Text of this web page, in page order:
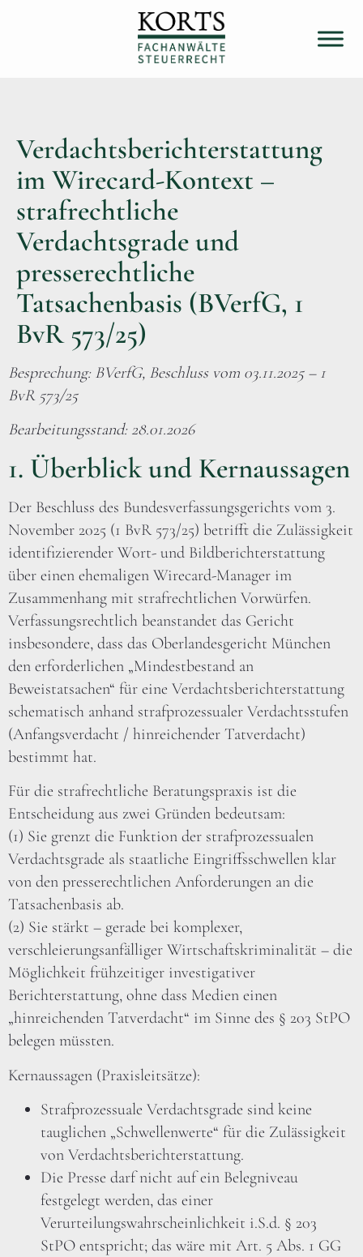
Verdachtsberichterstattung
im Wirecard-Kontext –
strafrechtliche
Verdachtsgrade und
presserechtliche
Tatsachenbasis (BVerfG, 1
BvR 573/25)
Besprechung: BVerfG, Beschluss vom 03.11.2025 – 1
BvR 573/25
Bearbeitungsstand: 28.01.2026
1. Überblick und Kernaussagen
Der Beschluss des Bundesverfassungsgerichts vom 3.
November 2025 (1 BvR 573/25) betrifft die Zulässigkeit
identifizierender Wort- und Bildberichterstattung
über einen ehemaligen Wirecard-Manager im
Zusammenhang mit strafrechtlichen Vorwürfen.
Verfassungsrechtlich beanstandet das Gericht
insbesondere, dass das Oberlandesgericht München
den erforderlichen „Mindestbestand an
Beweistatsachen“ für eine Verdachtsberichterstattung
schematisch anhand strafprozessualer Verdachtsstufen
(Anfangsverdacht / hinreichender Tatverdacht)
bestimmt hat.
Für die strafrechtliche Beratungspraxis ist die
Entscheidung aus zwei Gründen bedeutsam:
(1) Sie grenzt die Funktion der strafprozessualen
Verdachtsgrade als staatliche Eingriffsschwellen klar
von den presserechtlichen Anforderungen an die
Tatsachenbasis ab.
(2) Sie stärkt – gerade bei komplexer,
verschleierungsanfälliger Wirtschaftskriminalität – die
Möglichkeit frühzeitiger investigativer
Berichterstattung, ohne dass Medien einen
„hinreichenden Tatverdacht“ im Sinne des § 203 StPO
belegen müssten.
Kernaussagen (Praxisleitsätze):
Strafprozessuale Verdachtsgrade sind keine
tauglichen „Schwellenwerte“ für die Zulässigkeit
von Verdachtsberichterstattung.
Die Presse darf nicht auf ein Belegniveau
festgelegt werden, das einer
Verurteilungswahrscheinlichkeit i.S.d. § 203
StPO entspricht; das wäre mit Art. 5 Abs. 1 GG